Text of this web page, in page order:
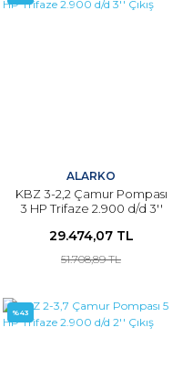
ALARKO
KBZ 3-2,2 Çamur Pompası
3 HP Trifaze 2.900 d/d 3''
29.474,07 TL
51.708,89 TL
%43